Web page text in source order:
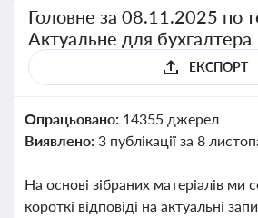
Головне за 08.11.2025 по
Актуальне для бухгалтера
ЕКСПОРТ
Опрацьовано: 14355 джерел
Виявлено: 3 публікації за 8
На основі зібраних матеріалів ми
короткі відповіді на актуальні